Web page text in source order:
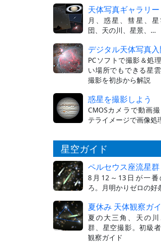
天体写真ギャラリー
月、惑星、彗星、
団、天の川、星景、…
デジタル天体写真入
PCソフトで撮影＆処
い場所でもできる星
撮影を初歩から解説
惑星を撮影しよう
CMOSカメラで動画
テライメージで画像処
星空ガイド
ペルセウス座流星群
8月12～13日が一番
ろ。月明かりゼロの好
夏休み 天体観察ガ
夏の大三角、天の川
群、星空撮影。初級
観察ガイド